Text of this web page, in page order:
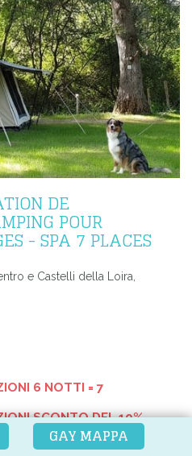
DE
POUR
- SPA 7 PLACES
e Castelli della Loira,
6 NOTTI = 7
SCONTO DEL 10%
GAY MAPPA